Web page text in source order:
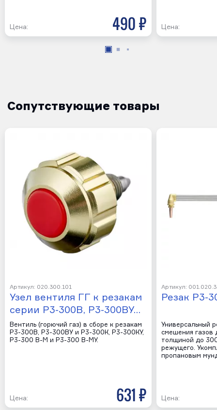
Цена: 490 р Цена:
Сопутствующие товары
Артикул: 020.300.101
Узел вентиля ГГ к резакам
серии Р3-300В, Р3-300ВУ…
Вентиль (горючий газ) в сборе к резакам
Р3-300В, Р3-300ВУ и Р3-300К, Р3-300КУ,
Р3-300 В-М и Р3-300 В-МУ.
Цена: 631 р
Артикул:
Резак Р3-
Универсальный
смешения газов
толщиной до
режущего.
пропановым
Цена: